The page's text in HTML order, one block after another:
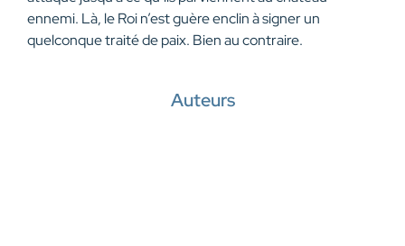
ennemi. Là, le Roi n’est guère enclin à signer un
quelconque traité de paix. Bien au contraire.
Auteurs